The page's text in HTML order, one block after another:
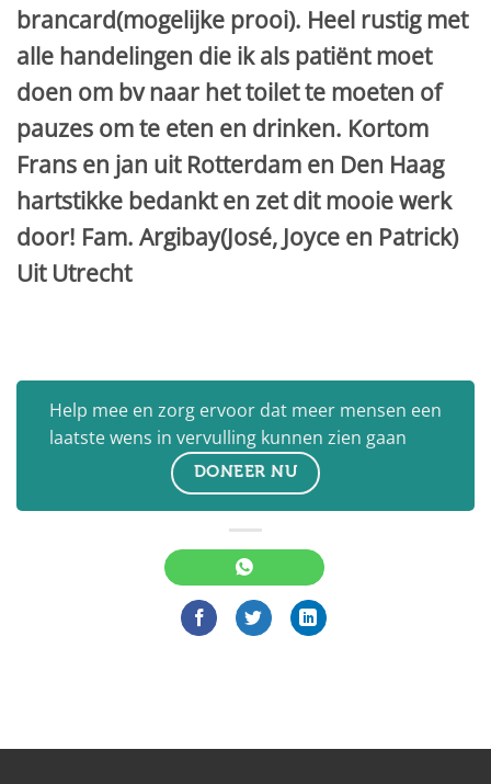
brancard(mogelijke prooi). Heel rustig met
alle handelingen die ik als patiënt moet
doen om bv naar het toilet te moeten of
pauzes om te eten en drinken. Kortom
Frans en jan uit Rotterdam en Den Haag
hartstikke bedankt en zet dit mooie werk
door! Fam. Argibay(José, Joyce en Patrick)
Uit Utrecht
Help mee en zorg ervoor dat meer mensen een
laatste wens in vervulling kunnen zien gaan
DONEER NU